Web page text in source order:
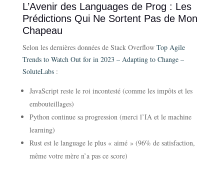
L’Avenir des Languages de Prog : Les
Prédictions Qui Ne Sortent Pas de Mon
Chapeau
Selon les dernières données de Stack Overflow Top Agile
Trends to Watch Out for in 2023 – Adapting to Change –
SoluteLabs:
JavaScript reste le roi incontesté (comme les impôts et les
embouteillages)
Python continue sa progression (merci l’IA et le machine
learning)
Rust est le language le plus « aimé » (96% de satisfaction,
même votre mère n’a pas ce score)